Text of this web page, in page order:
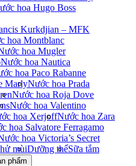
hoa Hugo Boss
Kurkdjian – MFK
hoa Montblanc
hoa Mugler
Nước hoa Nautica
hoa Paco Rabanne
MarlyNước hoa Prada
Nước hoa Roja Dove
Nước hoa Valentino
hoa XerjoffNước hoa Zara
hoa Salvatore Ferragamo
hoa Victoria’s Secret
mùiDưỡng thểSữa tắm
phẩm